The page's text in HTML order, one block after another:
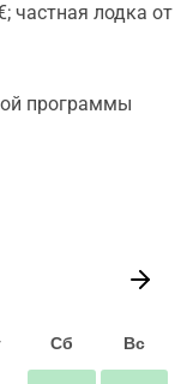
частная лодка от
программы
Сб Вс